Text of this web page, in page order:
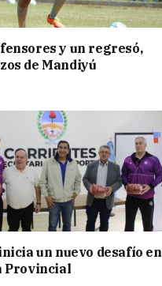
y un regresó,
de Mandiyú
un nuevo desafío en
Provincial